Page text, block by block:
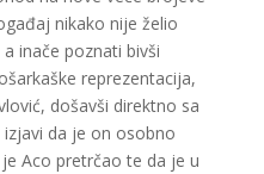
nikako nije želio
inače poznati bivši
reprezentacija,
došavši direktno sa
da je on osobno
Aco pretrčao te da je u